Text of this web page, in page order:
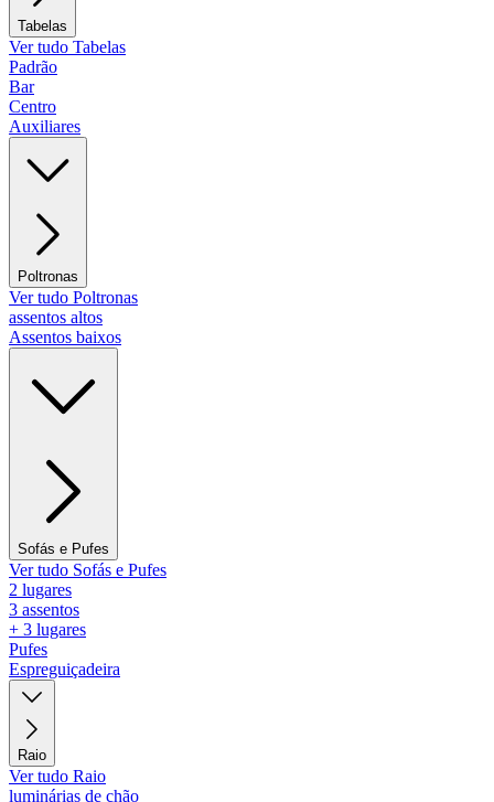
Tabelas
Ver tudo Tabelas
Padrão
Bar
Centro
Auxiliares
Poltronas
Ver tudo Poltronas
assentos altos
Assentos baixos
Sofás e Pufes
Ver tudo Sofás e Pufes
2 lugares
3 assentos
+ 3 lugares
Pufes
Espreguiçadeira
Raio
Ver tudo Raio
luminárias de chão